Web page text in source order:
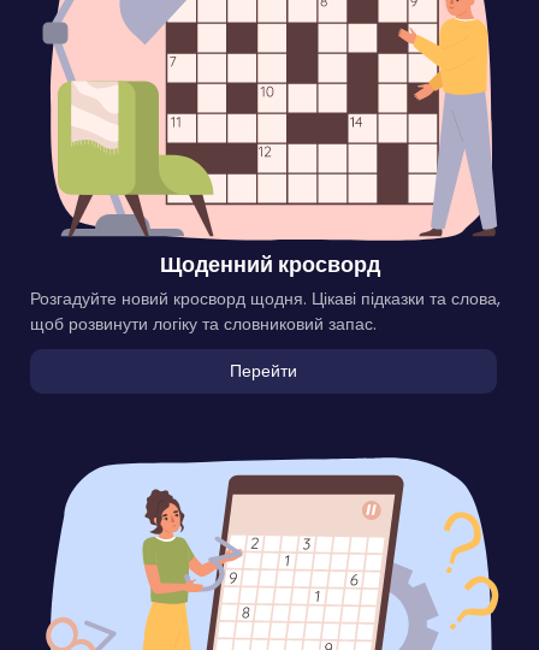
Щоденний кросворд
Розгадуйте новий кросворд щодня. Цікаві підказки та слова,
щоб розвинути логіку та словниковий запас.
Перейти